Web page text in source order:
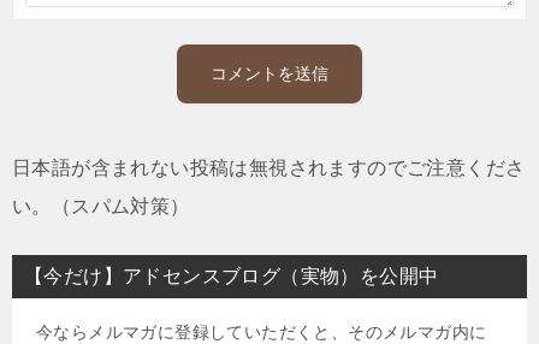
日本語が含まれない投稿は無視されますのでご注意くださ
い。（スパム対策）
【今だけ】アドセンスブログ（実物）を公開中
今ならメルマガに登録していただくと、そのメルマガ内に